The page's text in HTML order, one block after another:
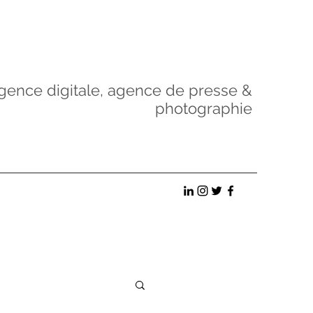
digitale, agence de presse &
photographie